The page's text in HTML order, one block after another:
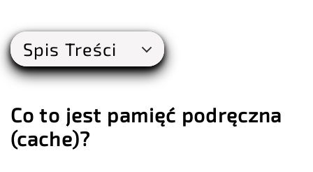
Spis Treści
Co to jest pamięć podręczna
(cache)?